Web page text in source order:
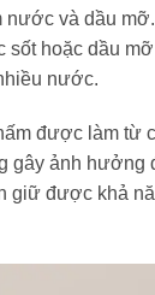
nước và dầu
sốt hoặc dầu
nước.
được làm từ
gây ảnh hưởng
giữ được khả